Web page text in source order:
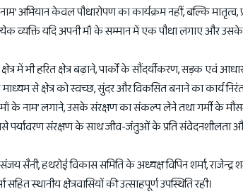
अभियान केवल पौधारोपण का कार्यक्रम नहीं, बल्कि मातृत्व,
व्यक्ति यदि अपनी माँ के सम्मान में एक पौधा लगाए और
में भी हरित क्षेत्र बढ़ाने, पार्कों के सौंदर्यीकरण, सड़क एवं
से क्षेत्र को स्वच्छ, सुंदर और विकसित बनाने का कार्य
के नाम’ लगाने, उसके संरक्षण का संकल्प लेने तथा गर्मी के
पर्यावरण संरक्षण के साथ जीव-जंतुओं के प्रति संवेदनशीलता
सैनी, हथरोई विकास समिति के अध्यक्ष विपिन शर्मा, राजेन्द्र
सहित स्थानीय क्षेत्रवासियों की उत्साहपूर्ण उपस्थिति रही।